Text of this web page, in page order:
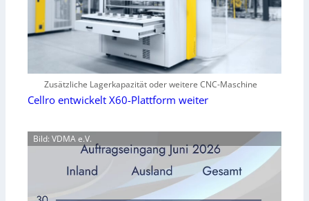
Zusätzliche Lagerkapazität oder weitere CNC-Maschine
Cellro entwickelt X60-Plattform weiter
Bild: VDMA e.V.